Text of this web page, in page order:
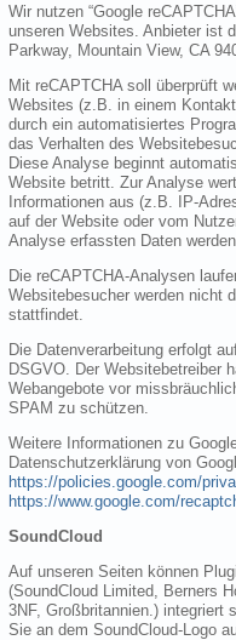
Wir nutzen “Google
unseren Websites. Anbieter ist
Parkway, Mountain View, CA
Mit reCAPTCHA soll überprüft
Websites (z.B. in einem
durch ein automatisiertes
das Verhalten des
Diese Analyse beginnt
Website betritt. Zur Analyse
Informationen aus (z.B. IP-
auf der Website oder vom
Analyse erfassten Daten
Die reCAPTCHA-Analysen
Websitebesucher werden nicht
stattfindet.
Die Datenverarbeitung erfolgt
DSGVO. Der Websitebetreiber
Webangebote vor
SPAM zu schützen.
Weitere Informationen zu
Datenschutzerklärung von
https://policies.google.com/
https://www.google.com/
SoundCloud
Auf unseren Seiten können
(SoundCloud Limited, Berners
3NF, Großbritannien.) integriert
Sie an dem SoundCloud-Logo